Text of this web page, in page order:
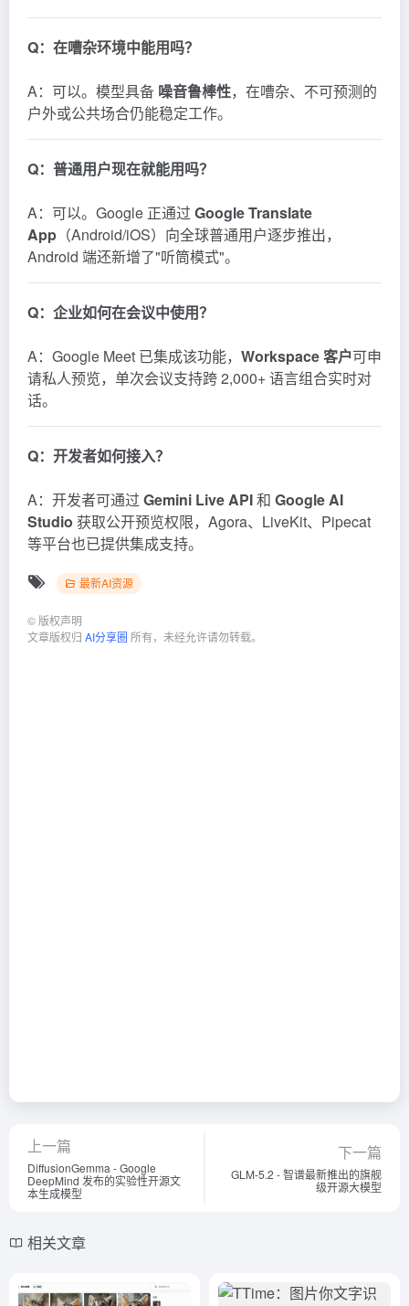
Q：在嘈杂环境中能用吗？
A：可以。模型具备 噪音鲁棒性，在嘈杂、不可预测的
户外或公共场合仍能稳定工作。
Q：普通用户现在就能用吗？
A：可以。Google 正通过 Google Translate
App （Android/iOS）向全球普通用户逐步推出，
Android 端还新增了"听筒模式"。
Q：企业如何在会议中使用？
A：Google Meet 已集成该功能， Workspace 客户可申
请私人预览，单次会议支持跨 2,000+ 语言组合实时对
话。
Q：开发者如何接入？
A：开发者可通过 Gemini Live API和 Google AI
Studio 获取公开预览权限，Agora、LiveKit、Pipecat
等平台也已提供集成支持。
最新AI资源
© 版权声明
文章版权归 AI分享圈 所有，未经允许请勿转载。
上一篇
DiffusionGemma - Google
DeepMind 发布的实验性开源文
本生成模型
下一篇
GLM-5.2 - 智谱最新推出的旗舰
级开源大模型
相关文章